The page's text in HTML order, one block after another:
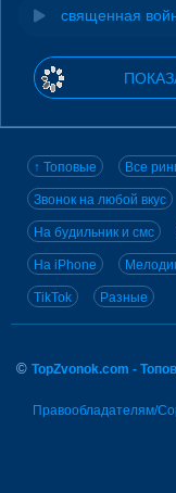
священная
↑ Топовые Все
Звонок на любой вкус
На будильник и смс
На iPhone
TikTok Разные
© TopZvonok.com -
Правообладателям/